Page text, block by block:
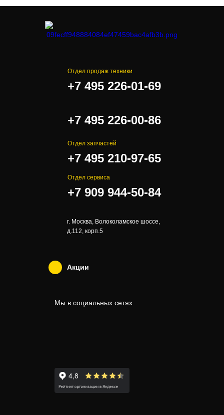
Отдел продаж техники
+7 495 226-01-69
+7 495 226-00-86
Отдел запчастей
+7 495 210-97-65
Отдел сервиса
+7 909 944-50-84
г. Москва, Волоколамское шоссе,
д.112, корп.5
Акции
Мы в социальных сетях